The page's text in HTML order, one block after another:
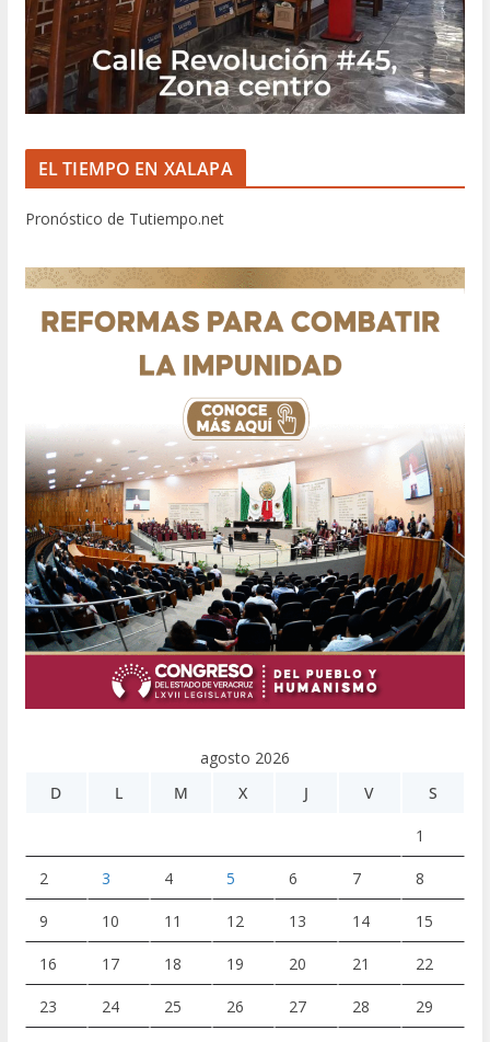
EL TIEMPO EN XALAPA
Pronóstico de Tutiempo.net
agosto 2026
D
L M X J V S
1
2 3 4 5 6 7 8
9 10 11 12 13 14 15
16 17 18 19 20 21 22
23 24 25 26 27 28 29